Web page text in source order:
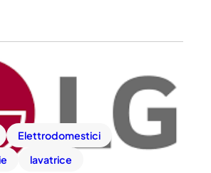
Elettrodomestici
lavatrice